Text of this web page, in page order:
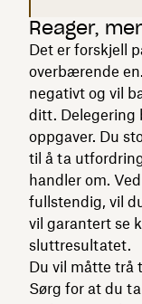
Reager,
Det er forskjell
overbærende
negativt og vil
ditt. Delegering
oppgaver. Du
til å ta
handler om.
fullstendig, vil
vil garantert se
sluttresultatet.
Du vil måtte trå
Sørg for at du